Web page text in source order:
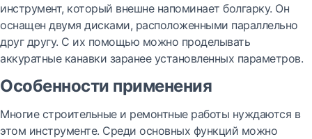
инструмент, который внешне напоминает болгарку. Он
оснащен двумя дисками, расположенными параллельно
друг другу. С их помощью можно проделывать
аккуратные канавки заранее установленных параметров.
Особенности применения
Многие строительные и ремонтные работы нуждаются в
этом инструменте. Среди основных функций можно